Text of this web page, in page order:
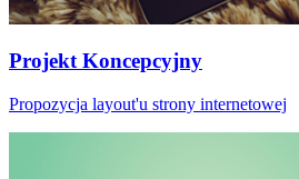
Projekt Koncepcyjny
Propozycja layout'u strony internetowej